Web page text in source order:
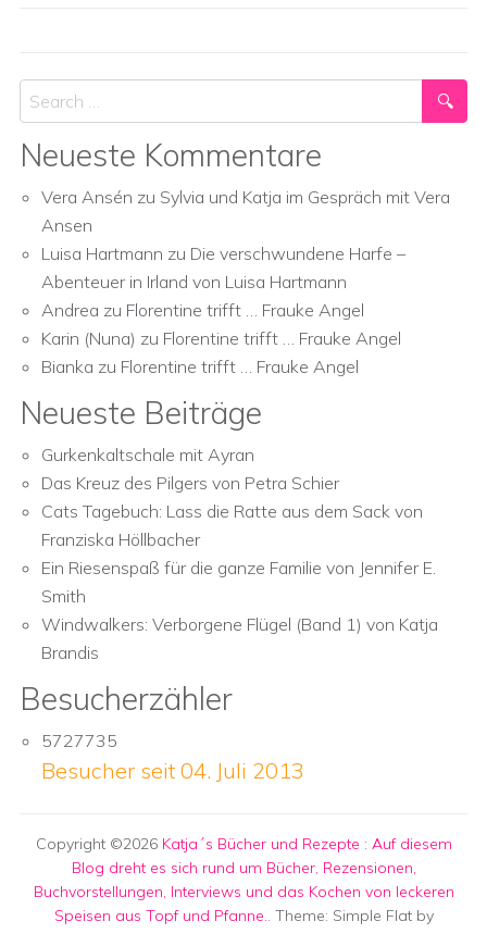
Search
Neueste Kommentare
Vera Ansén zu Sylvia und Katja im Gespräch mit Vera
Ansen
Luisa Hartmann zu Die verschwundene Harfe –
Abenteuer in Irland von Luisa Hartmann
Andrea zu Florentine trifft … Frauke Angel
Karin (Nuna) zu Florentine trifft … Frauke Angel
Bianka zu Florentine trifft … Frauke Angel
Neueste Beiträge
Gurkenkaltschale mit Ayran
Das Kreuz des Pilgers von Petra Schier
Cats Tagebuch: Lass die Ratte aus dem Sack von
Franziska Höllbacher
Ein Riesenspaß für die ganze Familie von Jennifer E.
Smith
Windwalkers: Verborgene Flügel (Band 1) von Katja
Brandis
Besucherzähler
5727735
Besucher seit 04. Juli 2013
Copyright ©2026 Katja´s Bücher und Rezepte : Auf diesem
Blog dreht es sich rund um Bücher, Rezensionen,
Buchvorstellungen, Interviews und das Kochen von leckeren
Speisen aus Topf und Pfanne.. Theme: Simple Flat by